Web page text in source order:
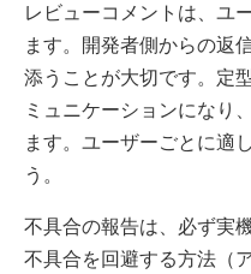
レビューコメントは、ユ
ます。開発者側からの返
添うことが大切です。定
ミュニケーションになり
ます。ユーザーごとに適
う。
不具合の報告は、必ず実
不具合を回避する方法（